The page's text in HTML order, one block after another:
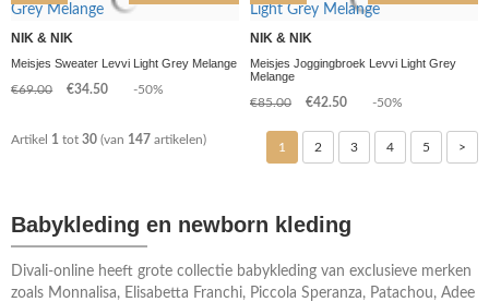
NIK & NIK
Meisjes Sweater Levvi Light Grey Melange
€69.00
€34.50 -50%
NIK & NIK
Meisjes Joggingbroek Levvi Light Grey
Melange
€85.00
€42.50 -50%
Artikel 1 tot 30 (van 147 artikelen)
1 2 3 4 5 >
Babykleding en newborn kleding
Divali-online heeft grote collectie babykleding van exclusieve merken
zoals Monnalisa, Elisabetta Franchi, Piccola Speranza, Patachou, Adee